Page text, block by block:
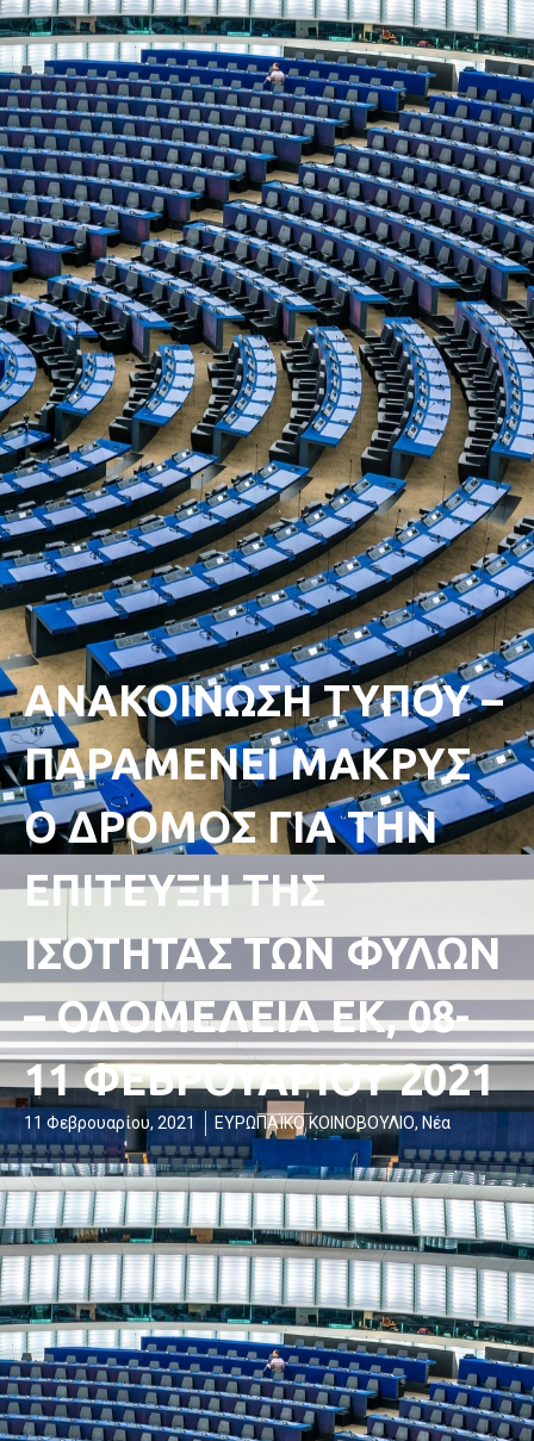
ΑΝΑΚΟΙΝΩΣΗ ΤΥΠΟΥ –
ΠΑΡΑΜΕΝΕΙ ΜΑΚΡΥΣ
Ο ΔΡΟΜΟΣ ΓΙΑ ΤΗΝ
ΕΠΙΤΕΥΞΗ ΤΗΣ
ΙΣΟΤΗΤΑΣ ΤΩΝ ΦΥΛΩΝ
– ΟΛΟΜΕΛΕΙΑ ΕΚ, 08-
11 ΦΕΒΡΟΥΑΡΙΟΥ 2021
11 Φεβρουαρίου, 2021 ΕΥΡΩΠΑΪΚΟ ΚΟΙΝΟΒΟΥΛΙΟ, Νέα